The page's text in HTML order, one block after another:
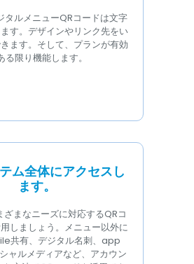
タルメニューQRコードは文字
す。デザインやリンク先をい
ます。そして、プランが有効
る限り機能します。
ム全体にアクセスし
ます。
まなニーズに対応するQRコ
しましょう。メニュー以外に
共有、デジタル名刺、app
ャルメディアなど、アカウン